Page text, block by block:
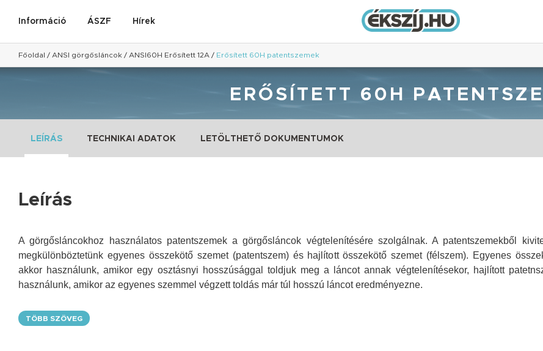
Információ ÁSZF Hírek
Főoldal / ANSI görgősláncok / ANSI60H Erősített 12A / Erősített 60H patentszemek
ERŐSÍTETT 60H
LEÍRÁS TECHNIKAI ADATOK LETÖLTHETŐ DOKUMENTUMOK
Leírás
A görgősláncokhoz használatos patentszemek a görgősláncok végtelenítésére szolgálnak. A patentszemekből
megkülönböztetünk egyenes összekötő szemet (patentszem) és hajlított összekötő szemet (félszem). Egyenes
akkor használunk, amikor egy osztásnyi hosszúsággal toldjuk meg a láncot annak végtelenítésekor, hajlított
használunk, amikor az egyenes szemmel végzett toldás már túl hosszú láncot eredményezne.
TÖBB SZÖVEG